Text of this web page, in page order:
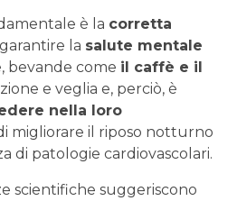
è la corretta
la salute mentale
bevande come il caffè e il
e veglia e, perciò, è
nella loro
migliorare il riposo notturno
di patologie cardiovascolari.
scientifiche suggeriscono